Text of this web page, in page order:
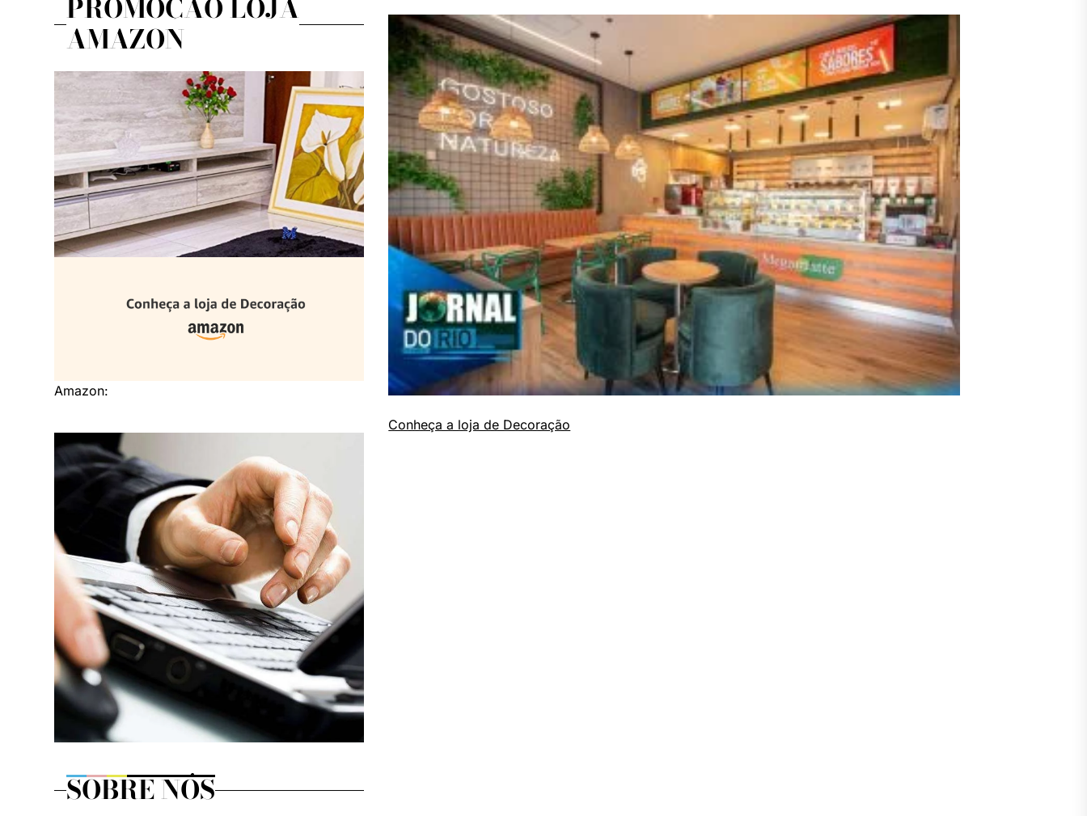
Conheça a loja de Decoração
PROMOÇÃO LOJA
AMAZON
Amazon:
SOBRE NÓS